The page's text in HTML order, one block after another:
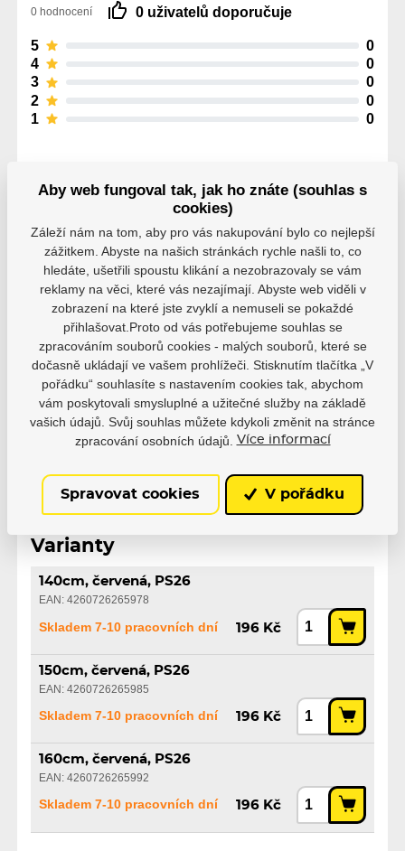
0 hodnocení 0 uživatelů doporučuje
5
0
4
0
3
0
2
0
1
0
Parametry
Výrobce Powerslide
Barva Červená
Velikost
150cm
160cm
Varianty
140cm, červená, PS26
EAN: 4260726265978
Skladem 7-10 pracovních dní 196 Kč
150cm, červená, PS26
EAN: 4260726265985
Skladem 7-10 pracovních dní 196 Kč
160cm, červená, PS26
EAN: 4260726265992
Skladem 7-10 pracovních dní 196 Kč
Aby web fungoval tak, jak ho znáte (souhlas s
cookies)
Záleží nám na tom, aby pro vás nakupování bylo co nejlepší
zážitkem. Abyste na našich stránkách rychle našli to, co
hledáte, ušetřili spoustu klikání a nezobrazovaly se vám
reklamy na věci, které vás nezajímají. Abyste web viděli v
zobrazení na které jste zvyklí a nemuseli se pokaždé
přihlašovat.Proto od vás potřebujeme souhlas se
zpracováním souborů cookies - malých souborů, které se
dočasně ukládají ve vašem prohlížeči. Stisknutím tlačítka „V
pořádku“ souhlasíte s nastavením cookies tak, abychom
vám poskytovali smysluplné a užitečné služby na základě
vašich údajů. Svůj souhlas můžete kdykoli změnit na stránce
zpracování osobních údajů.
Více informací
Spravovat cookies V pořádku